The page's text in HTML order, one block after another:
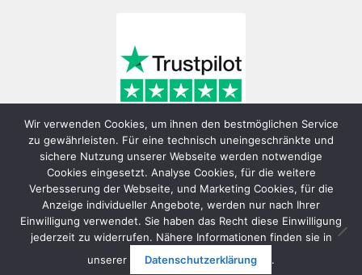
© FunShop Wien - Hochqualitative Elektromobilität 2026
Datenschutzerklärung
Erstellt mit WooCommerce
Wir verwenden Cookies, um ihnen den bestmöglichen Service
zu gewährleisten. Für eine technisch uneingeschränkte und
sichere Nutzung unserer Webseite werden notwendige
Cookies eingesetzt. Analyse Cookies, für die weitere
Verbesserung der Webseite, und Marketing Cookies, für die
Anzeige individueller Angebote, werden nur nach Ihrer
Einwilligung verwendet. Sie haben das Recht diese Einwilligung
jederzeit zu widerrufen. Nähere Informationen finden sie in
unserer
Datenschutzerklärung .